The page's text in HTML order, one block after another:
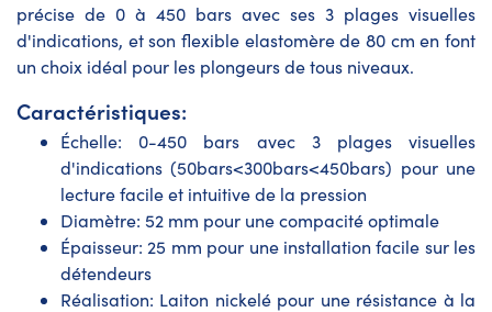
précise de 0 à 450 bars avec ses 3 plages visuelles
d'indications, et son flexible elastomèrede 80 cm en font
un choix idéal pour les plongeurs de tous niveaux.
Caractéristiques:
Échelle: 0-450 bars avec 3 plages visuelles
d'indications (50bars<300bars<450bars) pour une
lecture facile et intuitive de la pression
Diamètre: 52 mm pour une compacité optimale
Épaisseur: 25 mm pour une installation facile sur les
détendeurs
Réalisation: Laiton nickelé pour une résistance à la